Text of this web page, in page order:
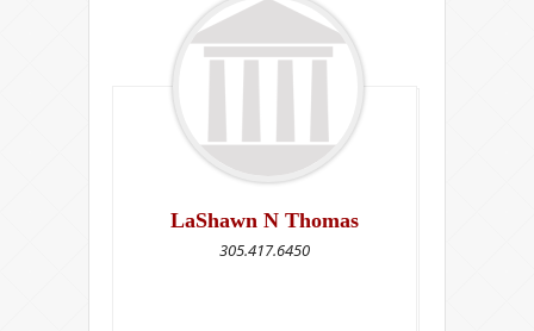
LaShawn N Thomas
305.417.6450